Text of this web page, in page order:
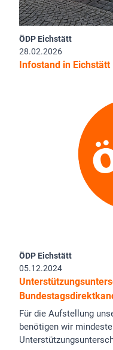
ÖDP Eichstätt
28.02.2026
Infostand in Eichstätt
ÖDP Eichstätt
05.12.2024
Für die Aufstellung
benötigen wir